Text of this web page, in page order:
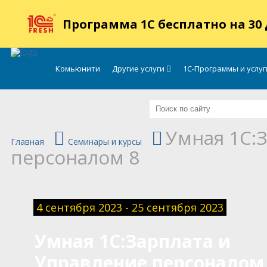
Программа 1С бесплатно на 30
Комьюнити Другие услуги 1С-Программы и
Главная Семинары и курсы Умная
персоналом 8
4 сентября 2023 - 25 сентября 2023